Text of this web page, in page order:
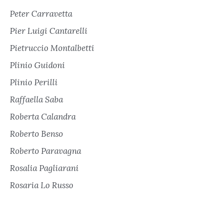
Peter Carravetta
Pier Luigi Cantarelli
Pietruccio Montalbetti
Plinio Guidoni
Plinio Perilli
Raffaella Saba
Roberta Calandra
Roberto Benso
Roberto Paravagna
Rosalia Pagliarani
Rosaria Lo Russo